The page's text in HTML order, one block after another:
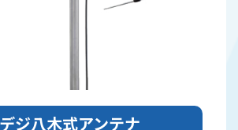
ジ八木式アンテナ